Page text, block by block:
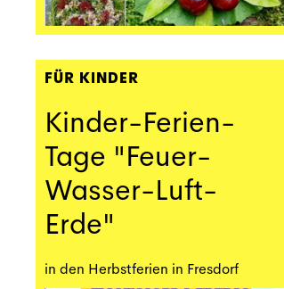
FÜR KINDER
Kinder-Ferien-
Tage "Feuer-
Wasser-Luft-
Erde"
in den Herbstferien in Fresdorf